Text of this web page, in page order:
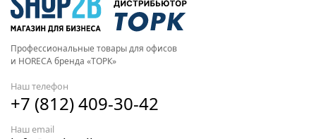
Профессиональные товары для офисов
и HORECA бренда «ТОРК»
Наш телефон
+7 (812) 409-30-42
Наш email